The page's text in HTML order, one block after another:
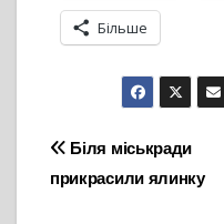
Більше
Навігація
записів
Біля міськради
прикрасили ялинку